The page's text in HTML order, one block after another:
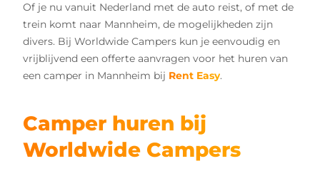
Of je nu vanuit Nederland met de auto reist, of met de
trein komt naar Mannheim, de mogelijkheden zijn
divers. Bij Worldwide Campers kun je eenvoudig en
vrijblijvend een offerte aanvragen voor het huren van
een camper in Mannheim bij Rent Easy.
Camper huren bij
Worldwide Campers